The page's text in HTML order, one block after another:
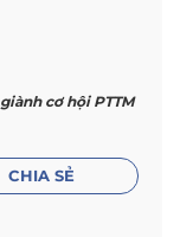
cơ hội PTTM
CHIA SẺ